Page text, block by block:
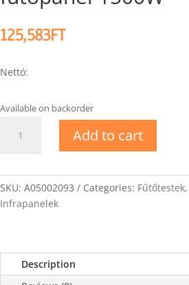
125,583FT
Nettó:
Available on backorder
fűtőpanel
1500W
Add to cart
SKU: A05002093 Categories:
Infrapanelek
Description